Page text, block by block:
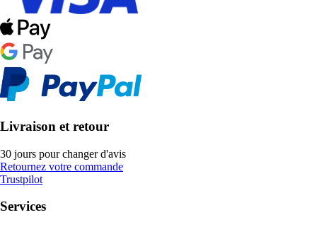
Livraison et retour
30 jours pour changer d'avis
Retournez votre commande
Trustpilot
Services